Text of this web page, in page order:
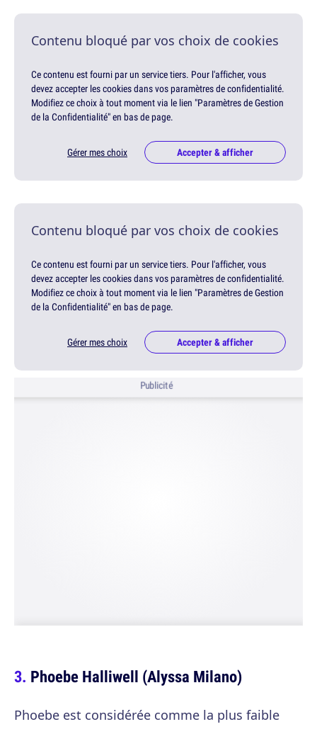
Contenu bloqué par vos choix de cookies
Ce contenu est fourni par un service tiers. Pour l'afficher, vous
devez accepter les cookies dans vos paramètres de confidentialité.
Modifiez ce choix à tout moment via le lien "Paramètres de Gestion
de la Confidentialité" en bas de page.
Gérer mes choix Accepter & afficher
Contenu bloqué par vos choix de cookies
Ce contenu est fourni par un service tiers. Pour l'afficher, vous
devez accepter les cookies dans vos paramètres de confidentialité.
Modifiez ce choix à tout moment via le lien "Paramètres de Gestion
de la Confidentialité" en bas de page.
Gérer mes choix Accepter & afficher
Publicité
Phoebe Halliwell (Alyssa Milano)
Phoebe est considérée comme la plus faible